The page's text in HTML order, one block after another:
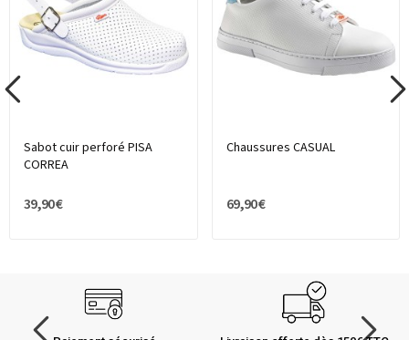
Sabot cuir perforé PISA
CORREA
39,90 €
Chaussures CASUAL
69,90 €